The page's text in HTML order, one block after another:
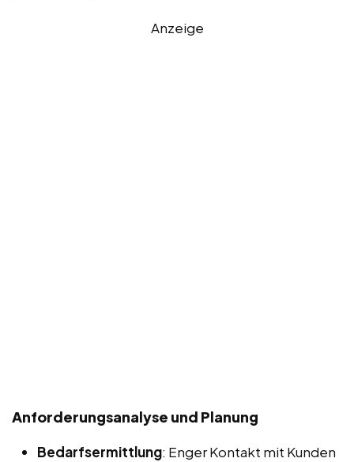
Anzeige
Anforderungsanalyse und Planung
Bedarfsermittlung: Enger Kontakt mit Kunden